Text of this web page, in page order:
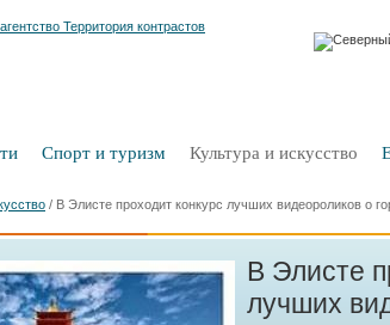
Спорт и туризм Культура и искусство
/ В Элисте проходит конкурс лучших видеороликов о
В Элисте
лучших